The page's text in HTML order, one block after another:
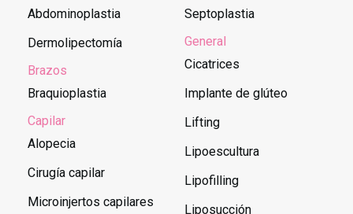
Abdominoplastia
Dermolipectomía
Brazos
Braquioplastia
Capilar
Alopecia
Cirugía capilar
Microinjertos capilares
Septoplastia
General
Cicatrices
Implante de glúteo
Lifting
Lipoescultura
Lipofilling
Liposucción